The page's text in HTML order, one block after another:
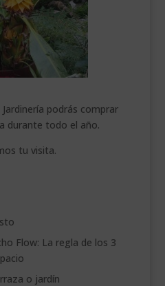
podrás comprar
durante todo el año.
tu visita.
Flow: La regla de los 3
o jardín